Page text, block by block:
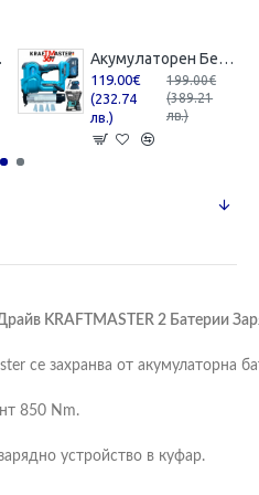
18V 5AH Акумулаторен Безчетков Такер KRAFT MASTER 36V 10AH 2 Батерии и Куфар
119.00€
(232.74
лв.)
199.00€
(389.21
лв.)
KRAFTMASTER 2 Батерии
се захранва от акумулаторна
850 Nm.
устройство в куфар.